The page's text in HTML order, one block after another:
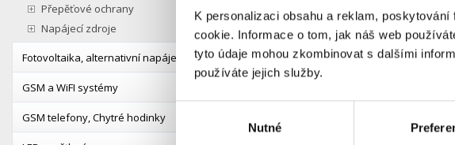
K personalizaci obsahu a reklam,
cookie. Informace o tom, jak náš web
tyto údaje mohou zkombinovat s dalšími
používáte jejich služby.
Nutné
Přepěťové ochrany
Napájecí zdroje
Fotovoltaika, alternativní napájení
GSM a WiFI systémy
GSM telefony, Chytré hodinky
MHPower CBA95-12